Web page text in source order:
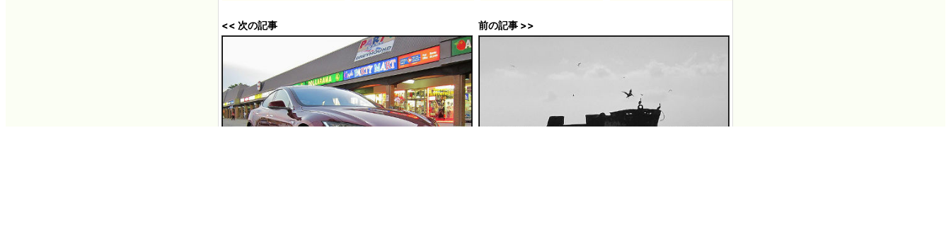
<< 次の記事 前の記事 >>